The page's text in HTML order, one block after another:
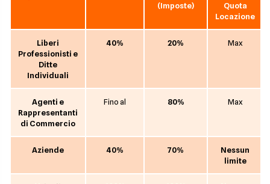
(Imposte)
Quota
Locazione
Liberi
Professionisti e
Ditte
Individuali
40% 20% Max
Agenti e
Rappresentanti
di Commercio
Fino al 80% Max
Aziende 40% 70%
Nessun
limite